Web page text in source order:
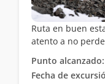
Ruta en buen
atento a no
Punto alcanzado:
Fecha de